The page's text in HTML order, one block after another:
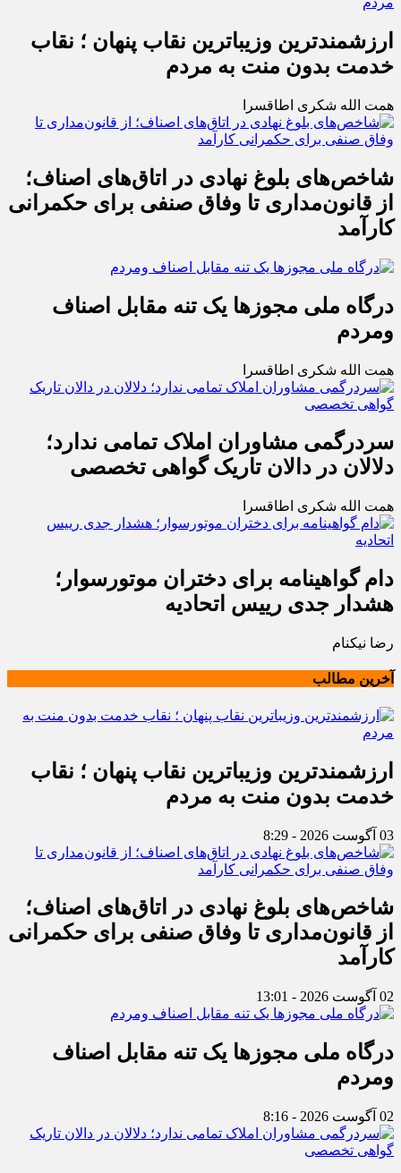
ارزشمندترین وزیباترین نقاب پنهان ؛ نقاب
خدمت بدون منت به مردم
همت الله شکری اطاقسرا
شاخص‌های بلوغ نهادی در اتاق‌های اصناف؛
از قانون‌مداری تا وفاق صنفی برای حکمرانی
کارآمد
درگاه ملی مجوزها یک تنه مقابل اصناف
ومردم
همت الله شکری اطاقسرا
سردرگمی مشاوران املاک تمامی ندارد؛
دلالان در دالان تاریک گواهی تخصصی
همت الله شکری اطاقسرا
دام گواهینامه برای دختران موتورسوار؛
هشدار جدی رییس اتحادیه
رضا نیکنام
آخرین مطالب
ارزشمندترین وزیباترین نقاب پنهان ؛ نقاب
خدمت بدون منت به مردم
03 آگوست 2026 - 8:29
شاخص‌های بلوغ نهادی در اتاق‌های اصناف؛
از قانون‌مداری تا وفاق صنفی برای حکمرانی
کارآمد
02 آگوست 2026 - 13:01
درگاه ملی مجوزها یک تنه مقابل اصناف
ومردم
02 آگوست 2026 - 8:16